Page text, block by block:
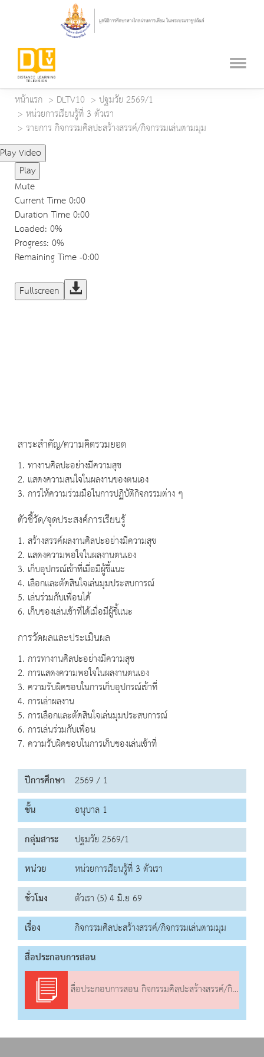
หน้าแรก DLTV10
ปฐมวัย 2569/1
หน่วยการเรียนรู้ที่ 3 ตัวเรา
รายการ กิจกรรมศิลปะสร้างสรรค์/กิจกรรมเล่นตามมุม
Play Video
Play
Mute
Current Time0:00
Duration Time0:00
Loaded: 0%
Progress: 0%
Remaining Time-0:00
Fullscreen
สาระสำคัญ/ความคิดรวมยอด
1. ทางานศิลปะอย่างมีความสุข
2. แสดงความสนใจในผลงานของตนเอง
3. การให้ความร่วมมือในการปฏิบัติกิจกรรมต่าง ๆ
ตัวชี้วัด/จุดประสงค์การเรียนรู้
1. สร้างสรรค์ผลงานศิลปะอย่างมีความสุข
2. แสดงความพอใจในผลงานตนเอง
3. เก็บอุปกรณ์เข้าที่เมื่อมีผู้ชี้แนะ
4. เลือกและตัดสินใจเล่นมุมประสบการณ์
5. เล่นร่วมกับเพื่อนได้
6. เก็บของเล่นเข้าที่ได้เมื่อมีผู้ชี้แนะ
การวัดผลและประเมินผล
1. การทางานศิลปะอย่างมีความสุข
2. การแสดงความพอใจในผลงานตนเอง
3. ความรับผิดชอบในการเก็บอุปกรณ์เข้าที่
4. การเล่าผลงาน
5. การเลือกและตัดสินใจเล่นมุมประสบการณ์
6. การเล่นร่วมกับเพื่อน
7. ความรับผิดชอบในการเก็บของเล่นเข้าที่
ปีการศึกษา 2569 / 1
ชั้น
อนุบาล 1
กลุ่มสาระ
ปฐมวัย 2569/1
หน่วย
หน่วยการเรียนรู้ที่ 3 ตัวเรา
ชั่วโมง
ตัวเรา (5) 4 มิ.ย 69
เรื่อง
กิจกรรมศิลปะสร้างสรรค์/กิจกรรมเล่นตามมุม
สื่อประกอบการสอน
สื่อประกอบการสอน กิจกรรมศิลปะสร้างสรรค์/กิจกรรมเล่นตามมุม